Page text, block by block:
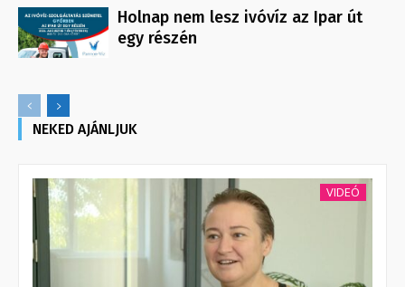
Holnap nem lesz ivóvíz az Ipar út
egy részén
NEKED AJÁNLJUK
VIDEÓ